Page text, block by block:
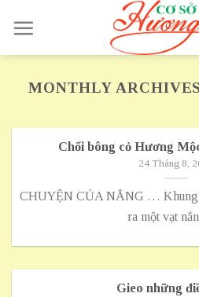
content
MONTHLY
Chổi bông cỏ Hương
24 Tháng 8,
CHUYỆN CỦA NẮNG … Khung
ra một vạt
Gieo những